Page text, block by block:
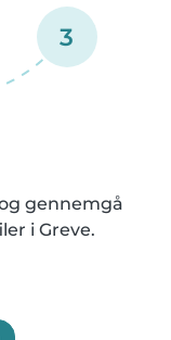
3
gennemgå
i Greve.